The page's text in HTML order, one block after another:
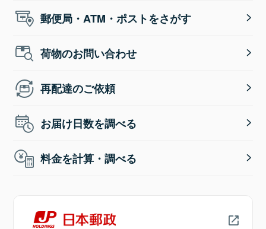
郵便局・ATM・ポストをさがす
荷物のお問い合わせ
再配達のご依頼
お届け日数を調べる
料金を計算・調べる